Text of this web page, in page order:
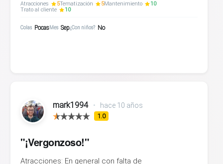
Atracciones 5Tematización 5Mantenimiento
10
Trato al cliente
10
Colas PocasMes Sep¿Con niños? No
mark1994 • hace 10 años
1.0
"¡Vergonzoso!"
Atracciones: En general con falta de